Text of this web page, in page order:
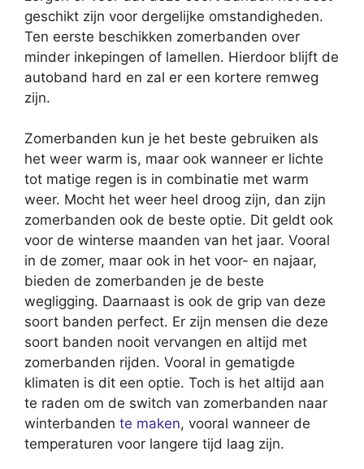
geschikt zijn voor dergelijke omstandigheden.
Ten eerste beschikken zomerbanden over
minder inkepingen of lamellen. Hierdoor blijft de
autoband hard en zal er een kortere remweg
zijn.
Zomerbanden kun je het beste gebruiken als
het weer warm is, maar ook wanneer er lichte
tot matige regen is in combinatie met warm
weer. Mocht het weer heel droog zijn, dan zijn
zomerbanden ook de beste optie. Dit geldt ook
voor de winterse maanden van het jaar. Vooral
in de zomer, maar ook in het voor- en najaar,
bieden de zomerbanden je de beste
wegligging. Daarnaast is ook de grip van deze
soort banden perfect. Er zijn mensen die deze
soort banden nooit vervangen en altijd met
zomerbanden rijden. Vooral in gematigde
klimaten is dit een optie. Toch is het altijd aan
te raden om de switch van zomerbanden naar
winterbanden te maken, vooral wanneer de
temperaturen voor langere tijd laag zijn.